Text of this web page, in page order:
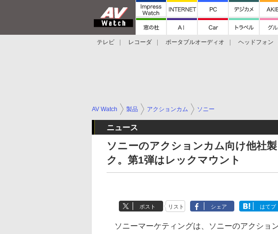
テレビ レコーダ ポータブルオーディオ ヘッドフォン
AV Watch 製品 アクションカム ソニー
ニュース
ソニーのアクションカム向け他社
ク。第1弾はレックマウント
ポスト リスト シェア はてブ
ソニーマーケティングは、ソニーのアクショ